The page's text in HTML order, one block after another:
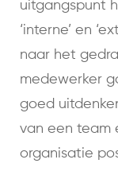
uitgangspunt
‘interne’ en
naar het
medewerker
goed
van een team
organisatie